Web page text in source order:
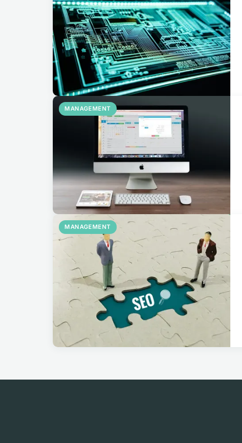
MANAGEMENT
MANAGEMENT